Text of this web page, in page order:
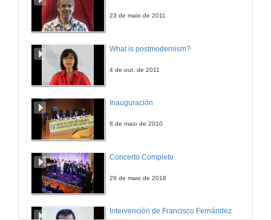
23 de maio de 2011
What is postmodernism?
4 de out. de 2011
Inauguración
8 de maio de 2010
Concerto Completo
29 de maio de 2018
Intervención de Francisco Fernández